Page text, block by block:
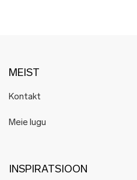
MEIST
Kontakt
Meie lugu
INSPIRATSIOON